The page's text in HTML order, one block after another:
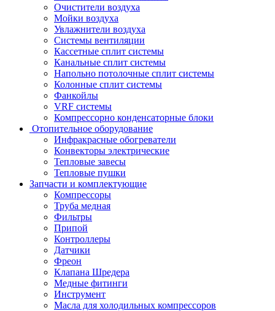
Очистители воздуха
Мойки воздуха
Увлажнители воздуха
Системы вентиляции
Кассетные сплит системы
Канальные сплит системы
Напольно потолочные сплит системы
Колонные сплит системы
Фанкойлы
VRF системы
Компрессорно конденсаторные блоки
Отопительное оборудование
Инфракрасные обогреватели
Конвекторы электрические
Тепловые завесы
Тепловые пушки
Запчасти и комплектующие
Компрессоры
Труба медная
Фильтры
Припой
Контроллеры
Датчики
Фреон
Клапана Шредера
Медные фитинги
Инструмент
Масла для холодильных компрессоров